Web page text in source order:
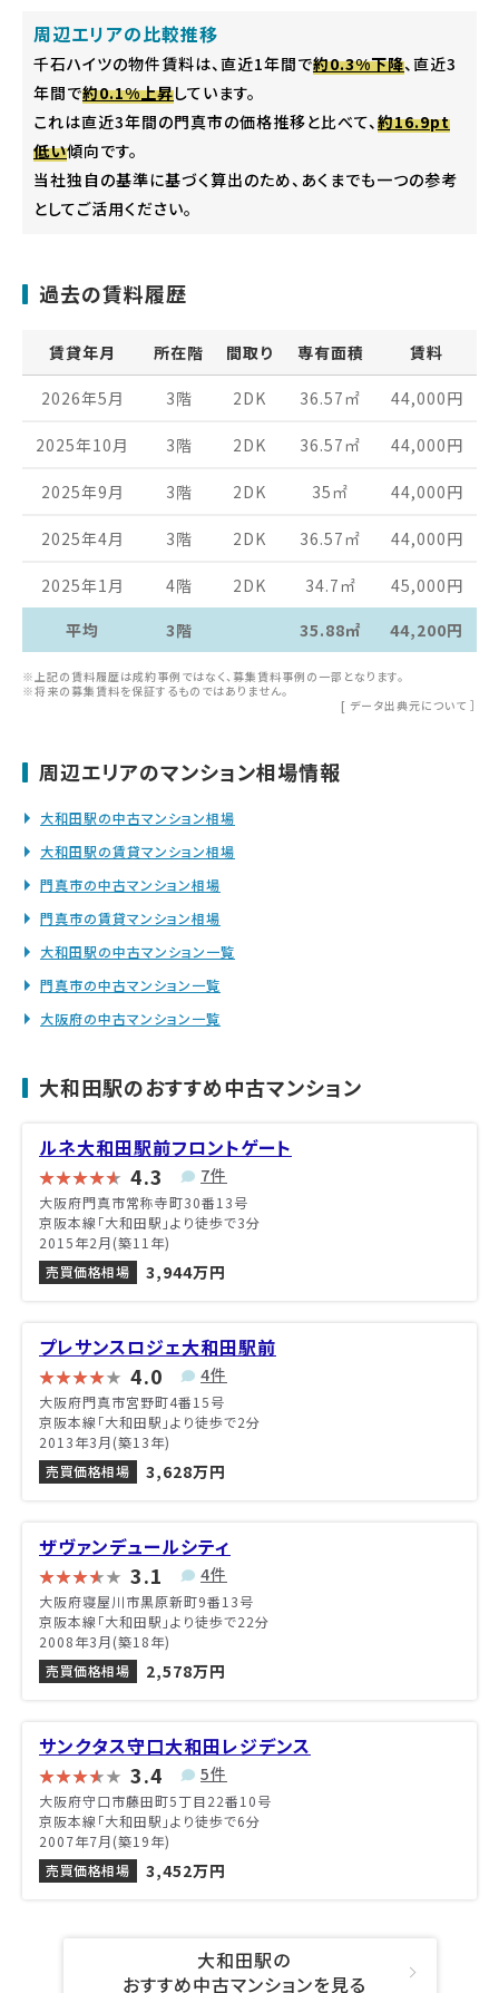
周辺エリアの比較推移
千石ハイツの物件賃料は、直近1年間で約0.3%下降、直近3
年間で約0.1%上昇しています。
これは直近3年間の門真市の価格推移と比べて、約16.9pt
低い傾向です。
当社独自の基準に基づく算出のため、あくまでも一つの参考
としてご活用ください。
過去の賃料履歴
賃貸年月 所在階 間取り 専有面積 賃料
2026年5月 3階 2DK 36.57 ㎡ 44,000円
2025年10月 3階 2DK 36.57 ㎡ 44,000円
2025年9月 3階 2DK 35 ㎡ 44,000円
2025年4月 3階 2DK 36.57 ㎡ 44,000円
2025年1月 4階 2DK 34.7 ㎡ 45,000円
平均
3階 35.88㎡ 44,200円
※上記の賃料履歴は成約事例ではなく、募集賃料事例の一部となります。
※将来の募集賃料を保証するものではありません。
[ データ出典元について ］
周辺エリアのマンション相場情報
大和田駅の中古マンション相場
大和田駅の賃貸マンション相場
門真市の中古マンション相場
門真市の賃貸マンション相場
大和田駅の中古マンション一覧
門真市の中古マンション一覧
大阪府の中古マンション一覧
大和田駅のおすすめ中古マンション
ルネ大和田駅前フロントゲート
4.3 7件
大阪府門真市常称寺町30番13号
京阪本線「大和田駅」より徒歩で3分
2015年2月(築11年)
売買価格相場
3,944万円
プレサンスロジェ大和田駅前
4.0 4件
大阪府門真市宮野町4番15号
京阪本線「大和田駅」より徒歩で2分
2013年3月(築13年)
売買価格相場
3,628万円
ザヴァンデュールシティ
3.1 4件
大阪府寝屋川市黒原新町9番13号
京阪本線「大和田駅」より徒歩で22分
2008年3月(築18年)
売買価格相場
2,578万円
サンクタス守口大和田レジデンス
3.4 5件
大阪府守口市藤田町5丁目22番10号
京阪本線「大和田駅」より徒歩で6分
2007年7月(築19年)
売買価格相場
3,452万円
大和田駅の
おすすめ中古マンションを見る